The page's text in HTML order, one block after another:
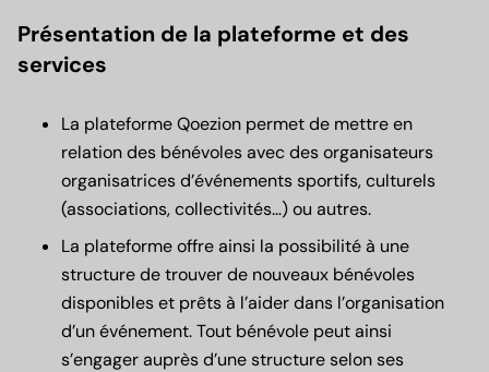
Présentation de la plateforme et des
services
La plateforme Qoezion permet de mettre en
relation des bénévoles avec des organisateurs
organisatrices d’événements sportifs, culturels
(associations, collectivités…) ou autres.
La plateforme offre ainsi la possibilité à une
structure de trouver de nouveaux bénévoles
disponibles et prêts à l’aider dans l’organisation
d’un événement. Tout bénévole peut ainsi
s’engager auprès d’une structure selon ses